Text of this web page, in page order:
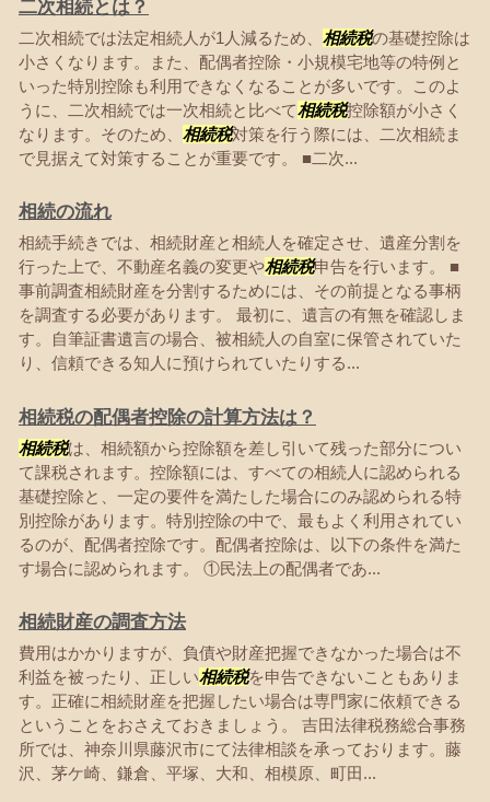
二次相続とは？
二次相続では法定相続人が1人減るため、 相続税の基礎控除は
小さくなります。また、配偶者控除・小規模宅地等の特例と
いった特別控除も利用できなくなることが多いです。このよ
うに、二次相続では一次相続と比べて相続税控除額が小さく
なります。そのため、 相続税対策を行う際には、二次相続ま
で見据えて対策することが重要です。 ■二次...
相続の流れ
相続手続きでは、相続財産と相続人を確定させ、遺産分割を
行った上で、不動産名義の変更や相続税申告を行います。 ■
事前調査相続財産を分割するためには、その前提となる事柄
を調査する必要があります。 最初に、遺言の有無を確認しま
す。自筆証書遺言の場合、被相続人の自室に保管されていた
り、信頼できる知人に預けられていたりする...
相続税の配偶者控除の計算方法は？
相続税は、相続額から控除額を差し引いて残った部分につい
て課税されます。控除額には、すべての相続人に認められる
基礎控除と、一定の要件を満たした場合にのみ認められる特
別控除があります。特別控除の中で、最もよく利用されてい
るのが、配偶者控除です。配偶者控除は、以下の条件を満た
す場合に認められます。 ①民法上の配偶者であ...
相続財産の調査方法
費用はかかりますが、負債や財産把握できなかった場合は不
利益を被ったり、正しい相続税を申告できないこともありま
す。正確に相続財産を把握したい場合は専門家に依頼できる
ということをおさえておきましょう。 吉田法律税務総合事務
所では、神奈川県藤沢市にて法律相談を承っております。藤
沢、茅ケ崎、鎌倉、平塚、大和、相模原、町田...